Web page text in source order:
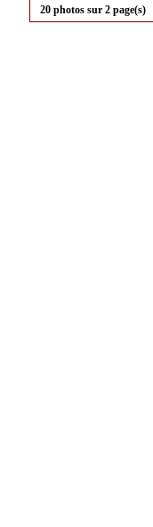
20 photos sur 2 page(s)